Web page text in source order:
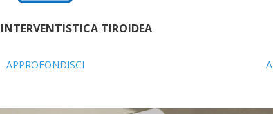
TIROIDEA
APPROFONDISCI